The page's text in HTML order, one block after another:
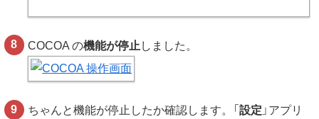
COCOA の機能が停止 しました。
ちゃんと機能が停止したか確認します。「設定 」アプリ